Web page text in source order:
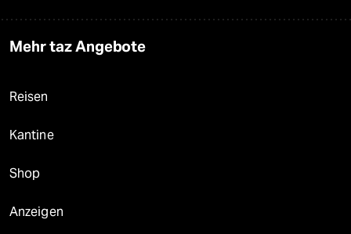
Mehr taz Angebote
Reisen
Kantine
Shop
Anzeigen